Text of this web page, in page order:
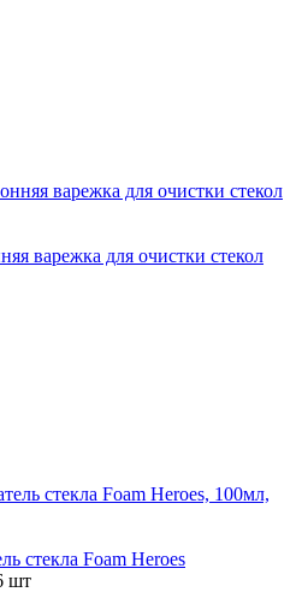
варежка для очистки стекол
стекла Foam Heroes
шт